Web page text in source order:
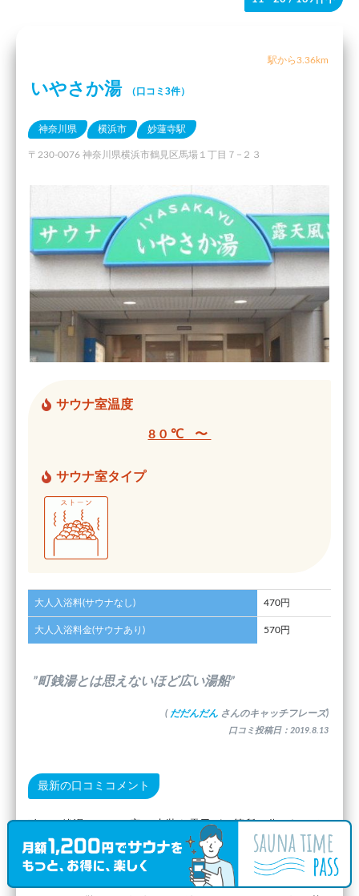
駅から3.36km
いやさか湯 （口コミ3件）
神奈川県 横浜市 妙蓮寺駅
〒230-0076 神奈川県横浜市鶴見区馬場１丁目７−２３
サウナ室温度
80℃ 〜
サウナ室タイプ
大人入浴料(サウナなし) 470円
大人入浴料金(サウナあり) 570円
”町銭湯とは思えないほど広い湯船”
( だだんだん さんのキャッチフレーズ)
口コミ投稿日：2019.8.13
最新の口コミコメント
確かに銭湯としては広い 内装も露天が二箇所に分かれてる
タイプで銭湯にしては珍しい(広くはないけど) サウナ専用の
マットが用意されてるのはポイントが高い。 みんなマット
をペタペタ壁に貼り付けてその日のお供にしてました。 た